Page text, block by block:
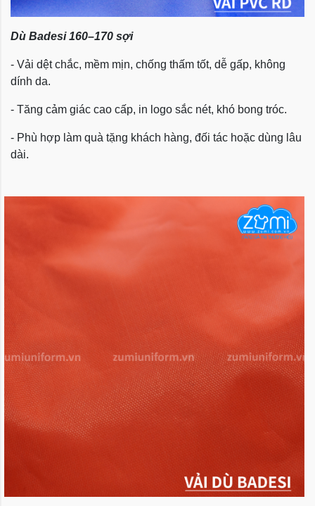
Dù Badesi 160–170 sợi
- Vải dệt chắc, mềm mịn, chống thấm tốt, dễ gấp, không
dính da.
- Tăng cảm giác cao cấp, in logo sắc nét, khó bong tróc.
- Phù hợp làm quà tặng khách hàng, đối tác hoặc dùng lâu
dài.